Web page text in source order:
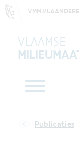
VLAAMSE
Publicaties